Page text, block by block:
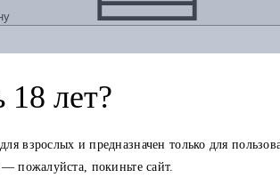
лет?
взрослых и предназначен только для
пожалуйста, покиньте сайт.